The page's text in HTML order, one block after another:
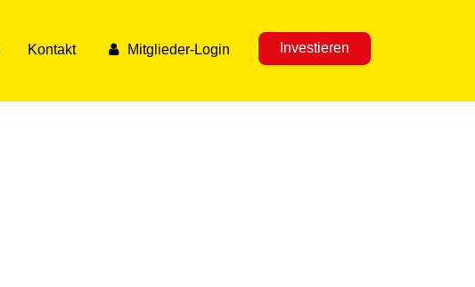
Kontakt Mitglieder-Login Investieren